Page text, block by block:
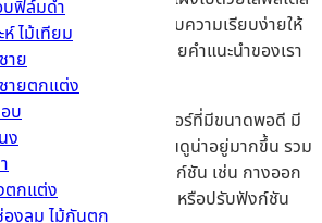
บฟิล์มดำ
ห์ ไม้เทียม
าย
ายตกแต่ง
บ
ง
ตกแต่ง
งลม ไม้กันตก
ที่ใช้งานได้จริง ซึ่งจะมอบความเรียบง่ายให้
ะใช้ชีวิตได้เป็นอย่างดี โดยคำแนะนำของเรา
ตล์นี้ ก็จะมี
ใช่
– การเลือกเฟอร์นิเจอร์ที่มีขนาดพอดี มี
จนเกินไป จะช่วยให้ห้องนั้นดูน่าอยู่มากขึ้น รวม
นิเจอร์ที่ใช้งานได้หลายฟังก์ชัน เช่น กางออก
ช่องเก็บของที่เป็นระเบียบ หรือปรับฟังก์ชัน